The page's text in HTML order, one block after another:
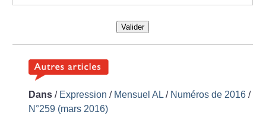
Valider
Dans / Expression / Mensuel AL / Numéros de 2016 /
N°259 (mars 2016)